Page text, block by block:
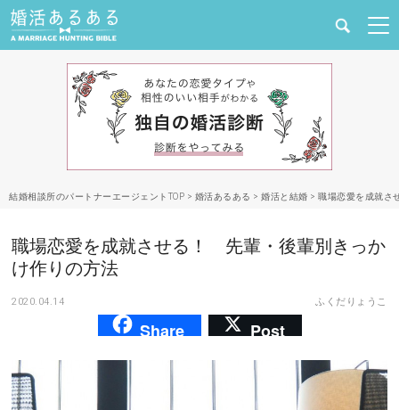
婚活と結婚
合コン・街コン
マッチングアプリ
あるある
結婚相談所のパートナーエージェントTOP > 婚活あるある > 婚活と結婚 > 職場恋愛を成就さ
職場恋愛を成就させる！ 先輩・後輩別きっか
け作りの方法
2020.04.14 ふくだりょうこ
Share Post